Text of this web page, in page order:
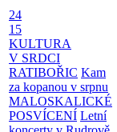
24
15
KULTURA
V SRDCI
RATIBOŘIC Kam
za kopanou v srpnu
MALOSKALICKÉ
POSVÍCENÍ Letní